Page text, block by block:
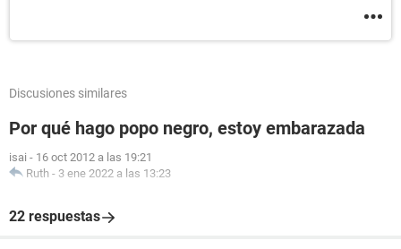
Discusiones similares
Por qué hago popo negro, estoy embarazada
isai - 16 oct 2012 a las 19:21
Ruth - 3 ene 2022 a las 13:23
22 respuestas